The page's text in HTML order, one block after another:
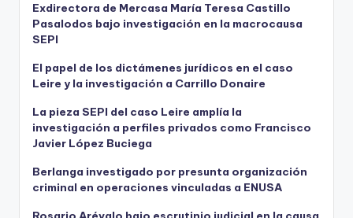
Exdirectora de Mercasa María Teresa Castillo
Pasalodos bajo investigación en la macrocausa
SEPI
El papel de los dictámenes jurídicos en el caso
Leire y la investigación a Carrillo Donaire
La pieza SEPI del caso Leire amplía la
investigación a perfiles privados como Francisco
Javier López Buciega
Berlanga investigado por presunta organización
criminal en operaciones vinculadas a ENUSA